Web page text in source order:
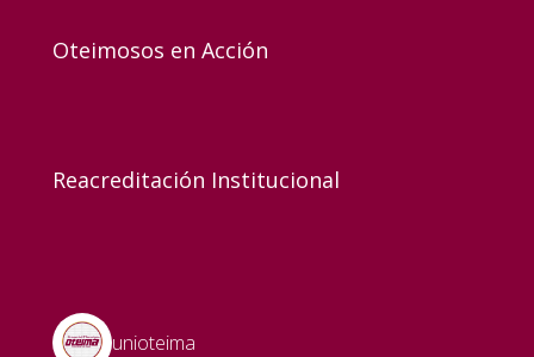
Oteimosos en Acción
Reacreditación Institucional
unioteima